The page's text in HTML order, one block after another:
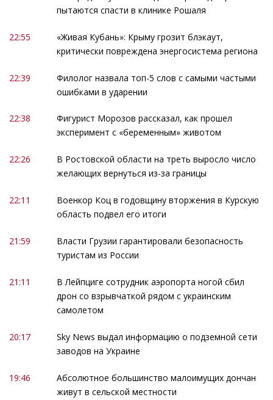
пытаются спасти в клинике Рошаля
22:55
«Живая Кубань»: Крыму грозит блэкаут,
критически повреждена энергосистема региона
22:39
Филолог назвала топ-5 слов с самыми частыми
ошибками в ударении
22:38
Фигурист Морозов рассказал, как прошел
эксперимент с «беременным» животом
22:26
В Ростовской области на треть выросло число
желающих вернуться из-за границы
22:11
Военкор Коц в годовщину вторжения в Курскую
область подвел его итоги
21:59
Власти Грузии гарантировали безопасность
туристам из России
21:11
В Лейпциге сотрудник аэропорта ногой сбил
дрон со взрывчаткой рядом с украинским
самолетом
20:17
Sky News выдал информацию о подземной сети
заводов на Украине
19:46
Абсолютное большинство малоимущих дончан
живут в сельской местности